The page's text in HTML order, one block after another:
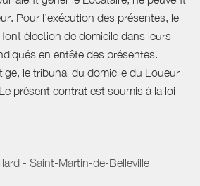
Pour l’exécution des présentes, le
élection de domicile dans leurs
en entête des présentes.
le tribunal du domicile du Loueur
présent contrat est soumis à la loi
- Saint-Martin-de-Belleville